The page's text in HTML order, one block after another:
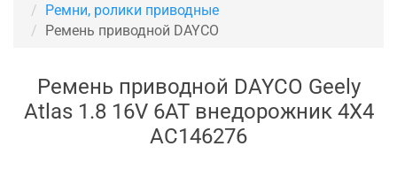
Ремни, ролики приводные
Ремень приводной DAYCO
Ремень приводной DAYCO Geely
Atlas 1.8 16V 6AT внедорожник 4X4
AC146276